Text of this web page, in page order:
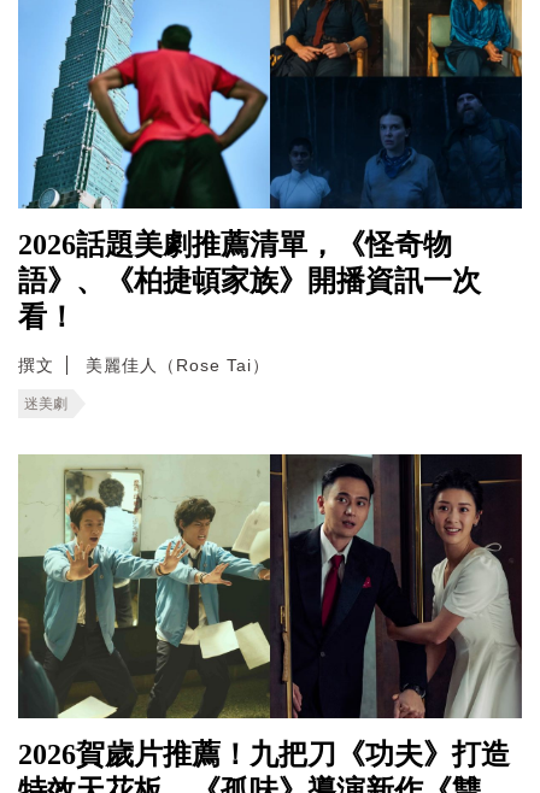
2026話題美劇推薦清單，《怪奇物
語》、《柏捷頓家族》開播資訊一次
看！
撰文 美麗佳人（Rose Tai）
迷美劇
2026賀歲片推薦！九把刀《功夫》打造